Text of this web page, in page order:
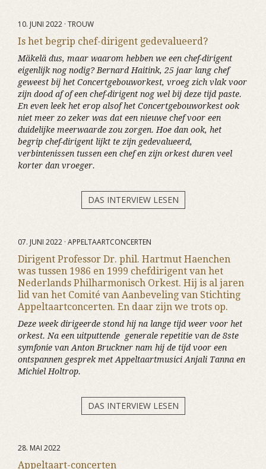
10. JUNI 2022 · TROUW
Is het begrip chef-dirigent gedevalueerd?
Mäkelä dus, maar waarom hebben we een chef-dirigent
eigenlijk nog nodig? Bernard Haitink, 25 jaar lang chef
geweest bij het Concertgebouworkest, vroeg zich vlak voor
zijn dood af of een chef-dirigent nog wel bij deze tijd paste.
En even leek het erop alsof het Concertgebouworkest ook
niet meer zo zeker was dat een nieuwe chef voor een
duidelijke meerwaarde zou zorgen. Hoe dan ook, het
begrip chef-dirigent lijkt te zijn gedevalueerd,
verbintenissen tussen een chef en zijn orkest duren veel
korter dan vroeger.
DAS INTERVIEW LESEN
07. JUNI 2022 · APPELTAARTCONCERTEN
Dirigent Professor Dr. phil. Hartmut Haenchen
was tussen 1986 en 1999 chefdirigent van het
Nederlands Philharmonisch Orkest. Hij is al jaren
lid van het Comité van Aanbeveling van Stichting
Appeltaartconcerten. En daar zijn we trots op.
Deze week dirigeerde stond hij na lange tijd weer voor het
orkest. Na een uitputtende generale repetitie van de 8ste
symfonie van Anton Bruckner nam hij de tijd voor een
ontspannen gesprek met Appeltaartmusici Anjali Tanna en
Michiel Holtrop.
DAS INTERVIEW LESEN
28. MAI 2022
Appeltaart-concerten